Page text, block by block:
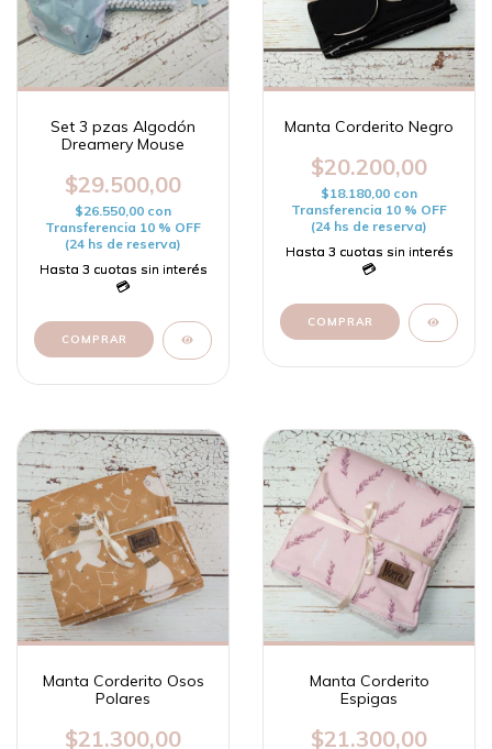
Set 3 pzas Algodón
Dreamery Mouse
$29.500,00
$26.550,00 con
Transferencia 10 % OFF
(24 hs de reserva)
Manta Corderito Negro
$20.200,00
$18.180,00 con
Transferencia 10 % OFF
(24 hs de reserva)
Manta Corderito Osos
Polares
$21.300,00
Manta Corderito
Espigas
$21.300,00